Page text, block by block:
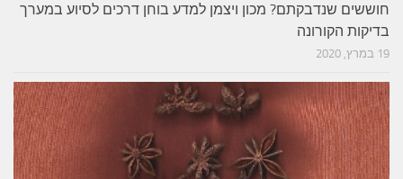
חוששים שנדבקתם? מכון ויצמן למדע בוחן דרכים לסיוע במערך
בדיקות הקורונה
19 במרץ, 2020